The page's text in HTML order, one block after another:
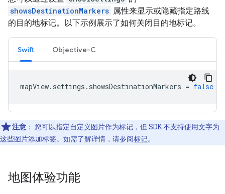
showsDestinationMarkers 属性来显示或隐藏指定路线
的目的地标记。以下示例展示了如何关闭目的地标记。
Swift Objective-C
mapView. settings . showsDestinationMarkers = false
注意 ： 您可以指定自定义图片作为标记，但 SDK 不支持使用文字为
这些图片添加标签。如需了解详情，请参阅标记。
地图体验功能